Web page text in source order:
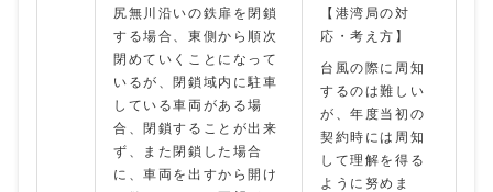
尻無川沿いの鉄扉を閉鎖
する場合、東側から順次
閉めていくことになって
いるが、閉鎖域内に駐車
している車両がある場
合、閉鎖することが出来
ず、また閉鎖した場合
に、車両を出すから開け
【港湾局の対
応・考え方】
台風の際に周知
するのは難しい
が、年度当初の
契約時には周知
して理解を得る
ように努めま